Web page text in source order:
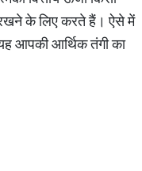
के लिए करते हैं। ऐसे में
आपकी आर्थिक तंगी का